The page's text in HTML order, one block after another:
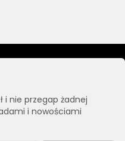
i nie przegap żadnej
i nowościami